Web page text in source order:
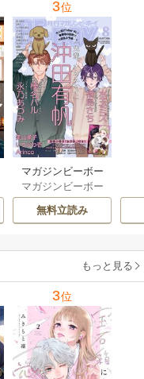
3位
マガジンビーボー
イ
マガジンビーボー
イ編集部
無料立読み
もっと見る
3位